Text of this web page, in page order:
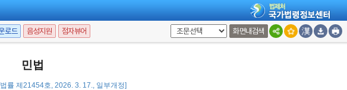
로드 음성지원 점자뷰어 화면내검색
민법
률 제21454호, 2026. 3. 17., 일부개정]
전항의 권리는 합성물, 혼화물 또는 가공물에 존속하고 그 공유자가 된 때에는 그 지분에 존속